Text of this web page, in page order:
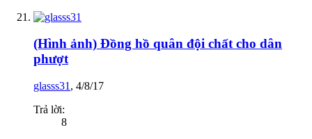
(Hình ảnh) Đồng hồ quân đội chất cho dân
phượt
glasss31 , 4/8/17
Trả lời:
8